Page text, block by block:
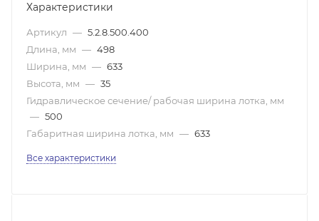
Характеристики
Артикул — 5.2.8.500.400
Длина, мм — 498
Ширина, мм — 633
Высота, мм — 35
Гидравлическое сечение/ рабочая ширина лотка, мм
— 500
Габаритная ширина лотка, мм — 633
Все характеристики